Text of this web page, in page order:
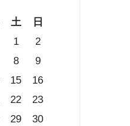
土
日
1
2
8
9
15
16
22
23
29
30